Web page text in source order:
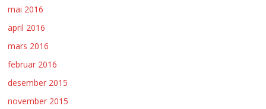
mai 2016
april 2016
mars 2016
februar 2016
desember 2015
november 2015